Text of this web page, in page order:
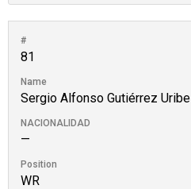
#
81
Name
Sergio Alfonso Gutiérrez Uribe
NACIONALIDAD
—
Position
WR